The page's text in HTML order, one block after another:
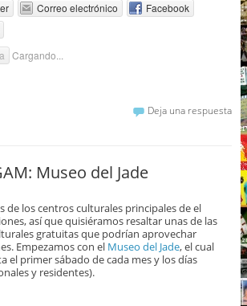
Correo electrónico
Facebook
Cargando...
Deja una respuesta
Museo del Jade
de los centros culturales principales de el
así que quisiéramos resaltar unas de las
gratuitas que podrían aprovechar
Empezamos con el Museo del Jade, el cual
el primer sábado de cada mes y los días
y residentes).